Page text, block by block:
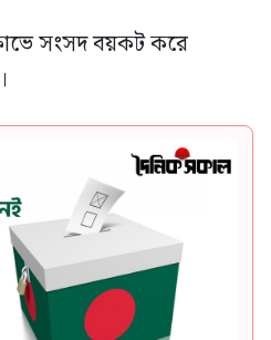
সংসদ বয়কট করে